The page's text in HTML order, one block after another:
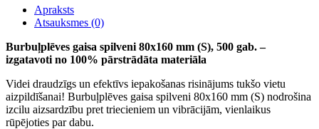
Apraksts
Atsauksmes (0)
Burbuļplēves gaisa spilveni 80x160 mm (S), 500 gab. –
izgatavoti no 100% pārstrādāta materiāla
Videi draudzīgs un efektīvs iepakošanas risinājums tukšo vietu
aizpildīšanai! Burbuļplēves gaisa spilveni 80x160 mm (S) nodrošina
izcilu aizsardzību pret triecieniem un vibrācijām, vienlaikus
rūpējoties par dabu.